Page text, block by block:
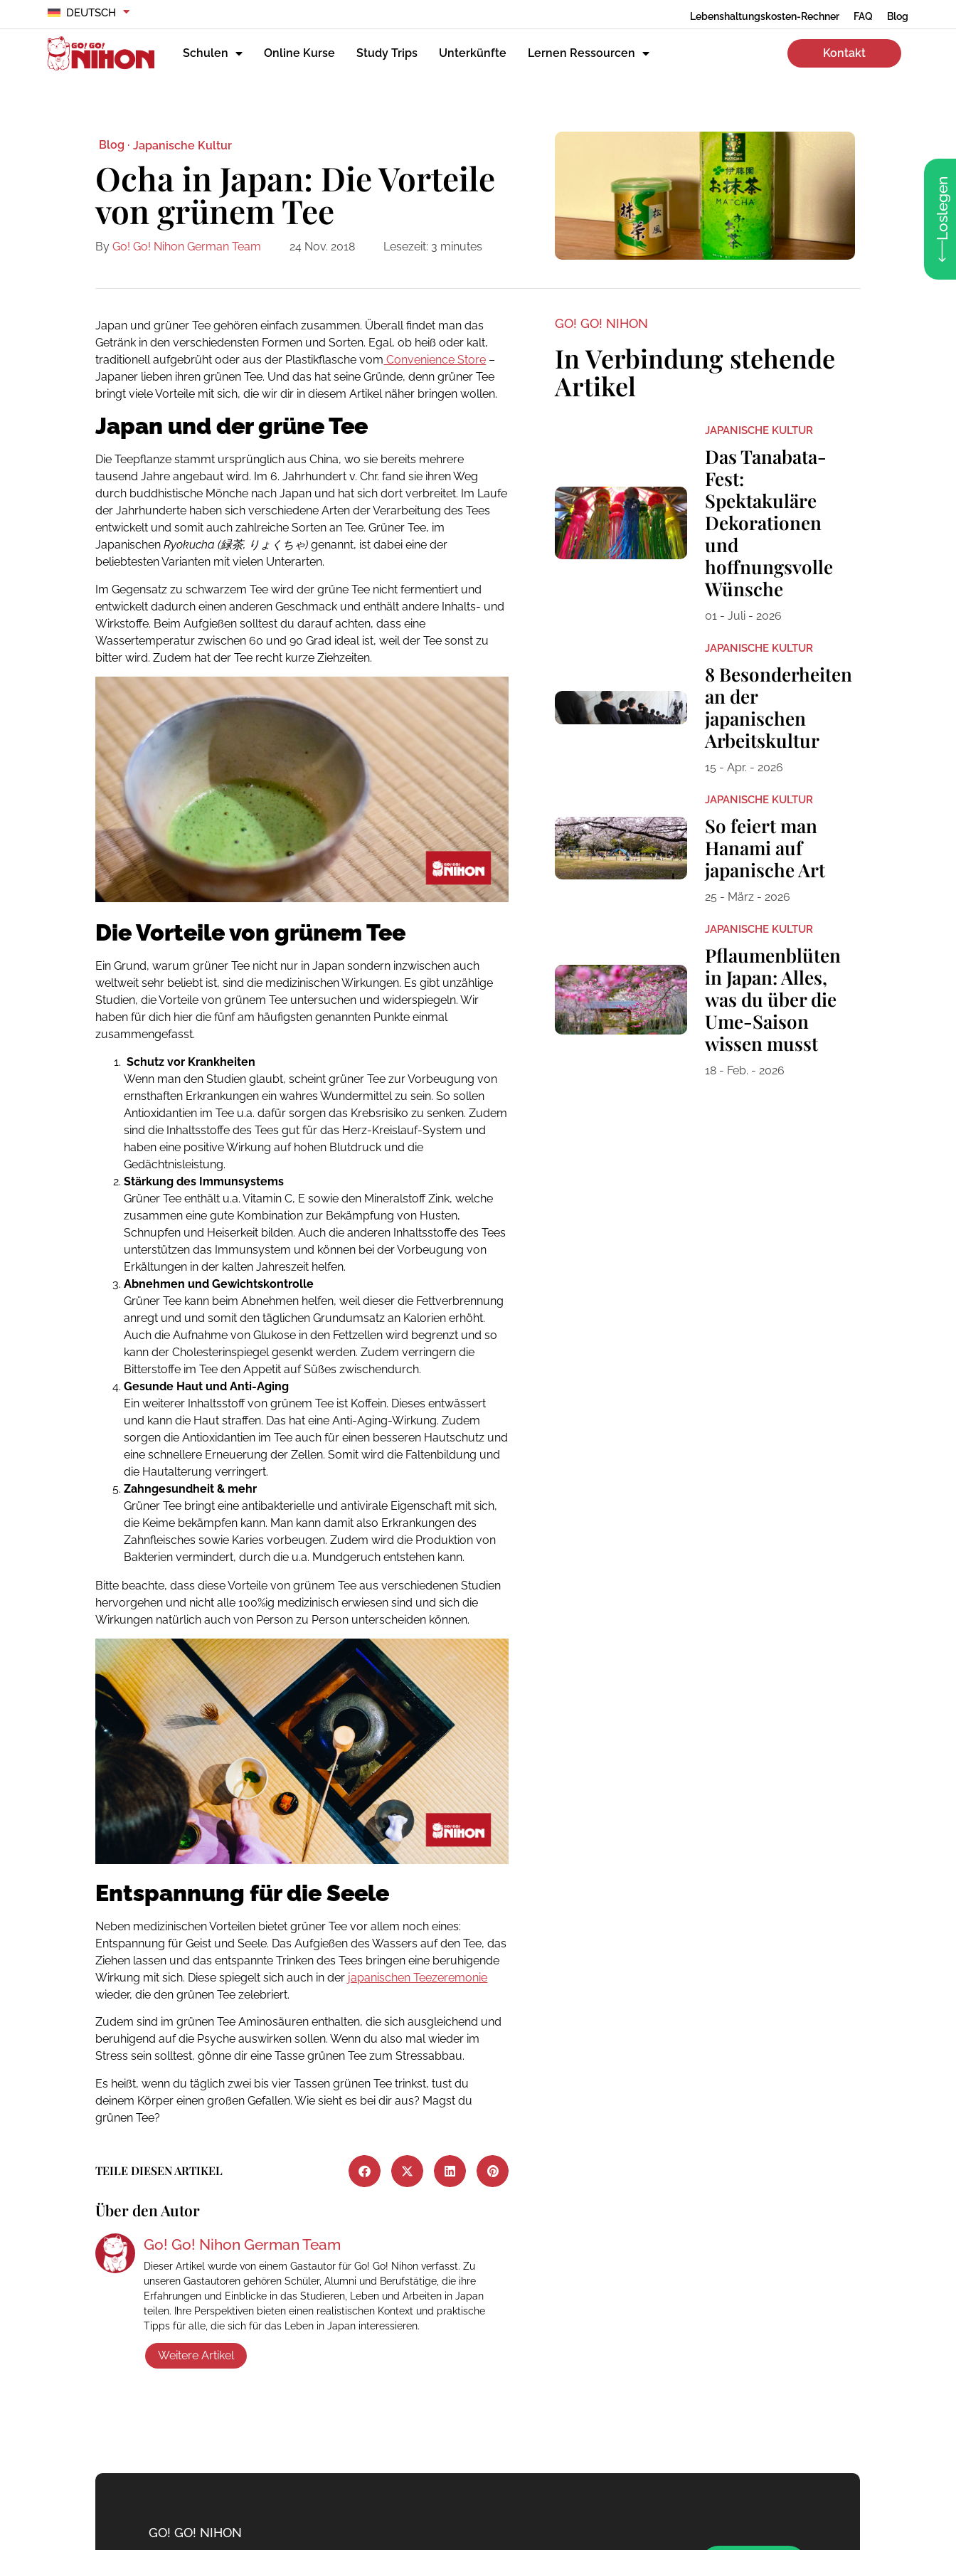
DEUTSCH Lebenshaltungskosten-Rechner FAQ Blog
Schulen Online Kurse Study Trips Unterkünfte Lernen Ressourcen Kontakt
Loslegen
Blog · Japanische Kultur
Ocha in Japan: Die Vorteile
von grünem Tee
By Go! Go! Nihon German Team 24 Nov. 2018 Lesezeit: 3 minutes
Japan und grüner Tee gehören einfach zusammen. Überall findet man das
Getränk in den verschiedensten Formen und Sorten. Egal, ob heiß oder kalt,
traditionell aufgebrüht oder aus der Plastikflasche vom Convenience Store –
Japaner lieben ihren grünen Tee. Und das hat seine Gründe, denn grüner Tee
bringt viele Vorteile mit sich, die wir dir in diesem Artikel näher bringen wollen.
Japan und der grüne Tee
Die Teepflanze stammt ursprünglich aus China, wo sie bereits mehrere
tausend Jahre angebaut wird. Im 6. Jahrhundert v. Chr. fand sie ihren Weg
durch buddhistische Mönche nach Japan und hat sich dort verbreitet. Im Laufe
der Jahrhunderte haben sich verschiedene Arten der Verarbeitung des Tees
entwickelt und somit auch zahlreiche Sorten an Tee. Grüner Tee, im
JapanischenRyokucha (緑茶, りょくちゃ) genannt, ist dabei eine der
beliebtesten Varianten mit vielen Unterarten.
Im Gegensatz zu schwarzem Tee wird der grüne Tee nicht fermentiert und
entwickelt dadurch einen anderen Geschmack und enthält andere Inhalts- und
Wirkstoffe. Beim Aufgießen solltest du darauf achten, dass eine
Wassertemperatur zwischen 60 und 90 Grad ideal ist, weil der Tee sonst zu
bitter wird. Zudem hat der Tee recht kurze Ziehzeiten.
Die Vorteile von grünem Tee
Ein Grund, warum grüner Tee nicht nur in Japan sondern inzwischen auch
weltweit sehr beliebt ist, sind die medizinischen Wirkungen. Es gibt unzählige
Studien, die Vorteile von grünem Tee untersuchen und widerspiegeln. Wir
haben für dich hier die fünf am häufigsten genannten Punkte einmal
zusammengefasst.
Schutz vor Krankheiten
Wenn man den Studien glaubt, scheint grüner Tee zur Vorbeugung von
ernsthaften Erkrankungen ein wahres Wundermittel zu sein. So sollen
Antioxidantien im Tee u.a. dafür sorgen das Krebsrisiko zu senken. Zudem
sind die Inhaltsstoffe des Tees gut für das Herz-Kreislauf-System und
haben eine positive Wirkung auf hohen Blutdruck und die
Gedächtnisleistung.
Stärkung des Immunsystems
Grüner Tee enthält u.a. Vitamin C, E sowie den Mineralstoff Zink, welche
zusammen eine gute Kombination zur Bekämpfung von Husten,
Schnupfen und Heiserkeit bilden. Auch die anderen Inhaltsstoffe des Tees
unterstützen das Immunsystem und können bei der Vorbeugung von
Erkältungen in der kalten Jahreszeit helfen.
Abnehmen und Gewichtskontrolle
Grüner Tee kann beim Abnehmen helfen, weil dieser die Fettverbrennung
anregt und und somit den täglichen Grundumsatz an Kalorien erhöht.
Auch die Aufnahme von Glukose in den Fettzellen wird begrenzt und so
kann der Cholesterinspiegel gesenkt werden. Zudem verringern die
Bitterstoffe im Tee den Appetit auf Süßes zwischendurch.
Gesunde Haut und Anti-Aging
Ein weiterer Inhaltsstoff von grünem Tee ist Koffein. Dieses entwässert
und kann die Haut straffen. Das hat eine Anti-Aging-Wirkung. Zudem
sorgen die Antioxidantien im Tee auch für einen besseren Hautschutz und
eine schnellere Erneuerung der Zellen. Somit wird die Faltenbildung und
die Hautalterung verringert.
Zahngesundheit & mehr
Grüner Tee bringt eine antibakterielle und antivirale Eigenschaft mit sich,
die Keime bekämpfen kann. Man kann damit also Erkrankungen des
Zahnfleisches sowie Karies vorbeugen. Zudem wird die Produktion von
Bakterien vermindert, durch die u.a. Mundgeruch entstehen kann.
Bitte beachte, dass diese Vorteile von grünem Tee aus verschiedenen Studien
hervorgehen und nicht alle 100%ig medizinisch erwiesen sind und sich die
Wirkungen natürlich auch von Person zu Person unterscheiden können.
Entspannung für die Seele
Neben medizinischen Vorteilen bietet grüner Tee vor allem noch eines:
Entspannung für Geist und Seele. Das Aufgießen des Wassers auf den Tee, das
Ziehen lassen und das entspannte Trinken des Tees bringen eine beruhigende
Wirkung mit sich. Diese spiegelt sich auch in der japanischen Teezeremonie
wieder, die den grünen Tee zelebriert.
Zudem sind im grünen Tee Aminosäuren enthalten, die sich ausgleichend und
beruhigend auf die Psyche auswirken sollen. Wenn du also mal wieder im
Stress sein solltest, gönne dir eine Tasse grünen Tee zum Stressabbau.
Es heißt, wenn du täglich zwei bis vier Tassen grünen Tee trinkst, tust du
deinem Körper einen großen Gefallen. Wie sieht es bei dir aus? Magst du
grünen Tee?
TEILE DIESEN ARTIKEL
Über den Autor
Go! Go! Nihon German Team
Dieser Artikel wurde von einem Gastautor für Go! Go! Nihon verfasst. Zu
unseren Gastautoren gehören Schüler, Alumni und Berufstätige, die ihre
Erfahrungen und Einblicke in das Studieren, Leben und Arbeiten in Japan
teilen. Ihre Perspektiven bieten einen realistischen Kontext und praktische
Tipps für alle, die sich für das Leben in Japan interessieren.
Weitere Artikel
GO! GO! NIHON
In Verbindung stehende
Artikel
JAPANISCHE KULTUR
Das Tanabata-
Fest:
Spektakuläre
Dekorationen
und
hoffnungsvolle
Wünsche
01 - Juli - 2026
JAPANISCHE KULTUR
8 Besonderheiten
an der
japanischen
Arbeitskultur
15 - Apr. - 2026
JAPANISCHE KULTUR
So feiert man
Hanami auf
japanische Art
25 - März - 2026
JAPANISCHE KULTUR
Pflaumenblüten
in Japan: Alles,
was du über die
Ume-Saison
wissen musst
18 - Feb. - 2026
GO! GO! NIHON